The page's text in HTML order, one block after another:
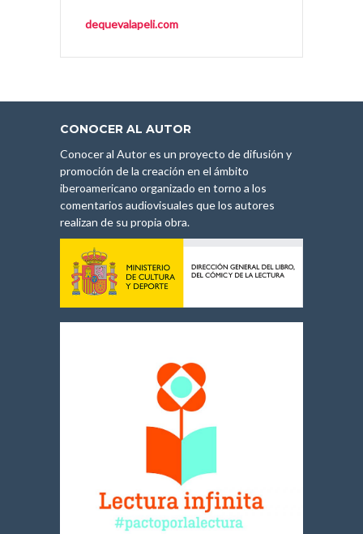
dequevalapeli.com
CONOCER AL AUTOR
Conocer al Autor es un proyecto de difusión y
promoción de la creación en el ámbito
iberoamericano organizado en torno a los
comentarios audiovisuales que los autores
realizan de su propia obra.